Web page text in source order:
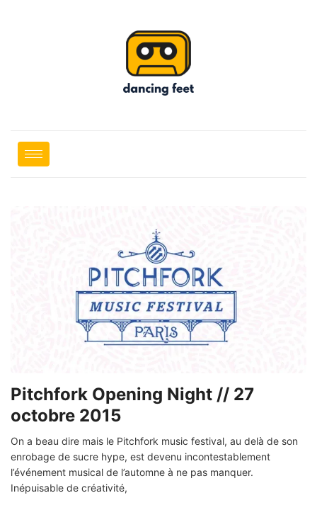
Pitchfork Opening Night // 27
octobre 2015
On a beau dire mais le Pitchfork music festival, au delà de son
enrobage de sucre hype, est devenu incontestablement
l’événement musical de l’automne à ne pas manquer.
Inépuisable de créativité,